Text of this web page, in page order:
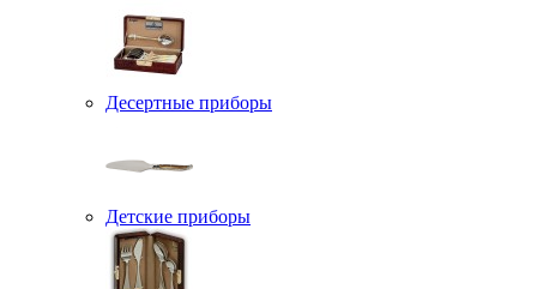
Десертные приборы
Детские приборы